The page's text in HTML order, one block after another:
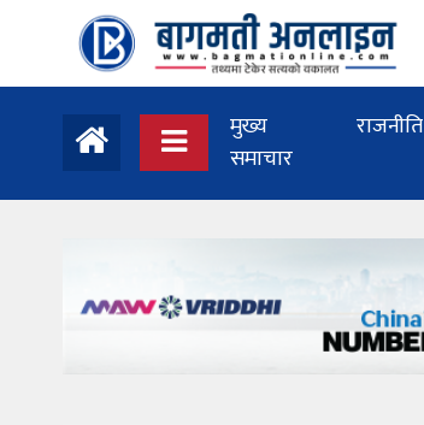
मुख्य
समाचार
राजनीति